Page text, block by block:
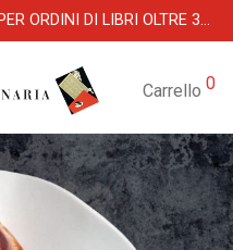
SPEDIZIONI GRATUITE IN ITALIA PER ORDINI DI LIBRI OLTRE 39 €
Carrello 0